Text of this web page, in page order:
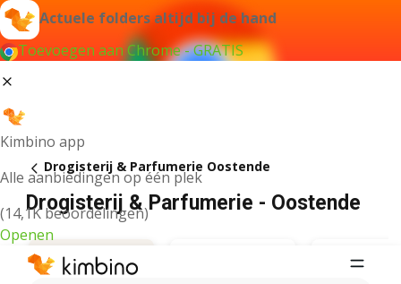
Actuele folders altijd bij de hand
Toevoegen aan Chrome - GRATIS
Kimbino app
Alle aanbiedingen op één plek
(14,1K beoordelingen)
Openen
Drogisterij & Parfumerie Oostende
Drogisterij & Parfumerie - Oostende